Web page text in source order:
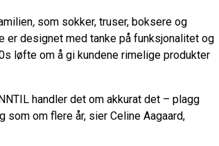
, som sokker, truser, boksere og
er designet med tanke på funksjonalitet og
løfte om å gi kundene rimelige produkter
handler det om akkurat det – plagg
om flere år, sier Celine Aagaard,